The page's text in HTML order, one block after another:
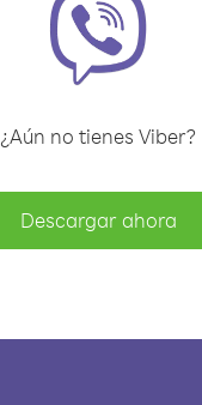
¿Aún no tienes Viber?
Descargar ahora